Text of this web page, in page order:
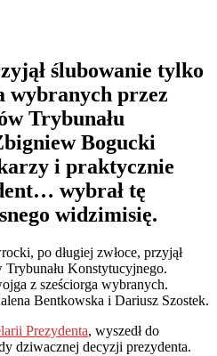
ślubowanie tylko
wybranych przez
Trybunału
Bogucki
i praktycznie
wybrał tę
widzimisię.
po długiej zwłoce, przyjął
Konstytucyjnego.
z sześciorga wybranych.
Bentkowska i Dariusz Szostek.
Prezydenta, wyszedł do
dziwacznej decyzji prezydenta.